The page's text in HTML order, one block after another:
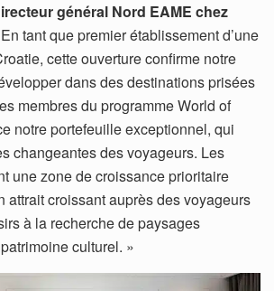
général Nord EAME chez
tant que premier établissement d’une
cette ouverture confirme notre
dans des destinations prisées
membres du programme World of
notre portefeuille exceptionnel, qui
changeantes des voyageurs. Les
une zone de croissance prioritaire
attrait croissant auprès des voyageurs
à la recherche de paysages
culturel. »